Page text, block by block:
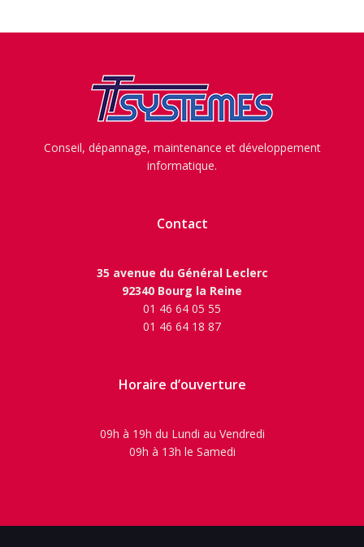
Conseil, dépannage, maintenance et développement
informatique.
Contact
35 avenue du Général Leclerc
92340 Bourg la Reine
01 46 64 05 55
01 46 64 18 87
Horaire d’ouverture
09h à 19h du Lundi au Vendredi
09h à 13h le Samedi